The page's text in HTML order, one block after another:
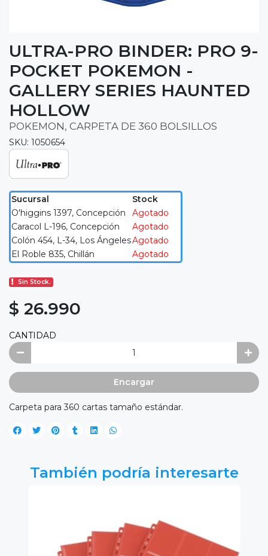
ULTRA-PRO BINDER: PRO 9-
POCKET POKEMON -
GALLERY SERIES HAUNTED
HOLLOW
POKEMON, CARPETA DE 360 BOLSILLOS
SKU: 1050654
Sucursal
Stock
O'higgins 1397, Concepción
Agotado
Caracol L-196, Concepción
Agotado
Colón 454, L-34, Los ÁngelesAgotado
El Roble 835, Chillán
Agotado
Sin Stock.
$ 26.990
CANTIDAD
Encargar
Carpeta para 360 cartas tamaño estándar.
También podría interesarte